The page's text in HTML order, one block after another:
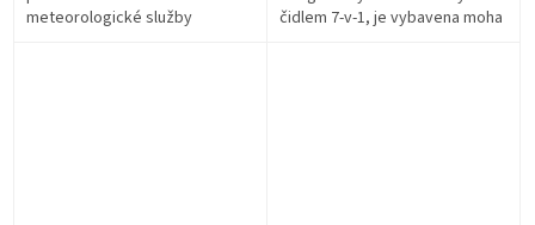
meteorologické služby
čidlem 7-v-1, je vybavena moha